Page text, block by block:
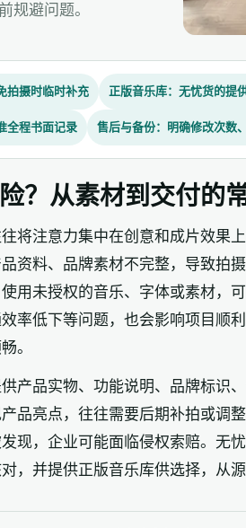
规避问题。
拍摄时临时补充 正版音乐库：无忧货的提
全程书面记录 售后与备份：明确修改次数
？从素材到交付的
将注意力集中在创意和成片效果
资料、品牌素材不完整，导致拍
用未授权的音乐、字体或素材，
率低下等问题，也会影响项目顺
。
产品实物、功能说明、品牌标识
品亮点，往往需要后期补拍或调
现，企业可能面临侵权索赔。无
，并提供正版音乐库供选择，从源